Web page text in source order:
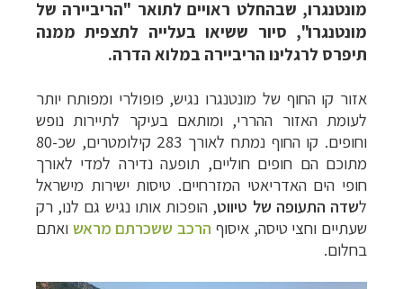
מונטנגרו, שבהחלט ראויים לתואר "הריביירה של
מונטנגרו", סיור ששיאו בעלייה לתצפית ממנה
תיפרס לרגלינו הריביירה במלוא הדרה.
אזור קו החוף של מונטנגרו נגיש, פופולרי ומפותח יותר
לעומת האזור ההררי, ומותאם בעיקר לתיירות נופש
וחופים. קו החוף נמתח לאורך 283 קילומטרים, שכ-80
מתוכם הם חופים חוליים, תופעה נדירה למדי לאורך
חופי הים האדריאטי המזרחיים. טיסות ישירות מישראל
לשדה התעופה של טיווט, הופכות אותו נגיש גם לנו, רק
שעתיים וחצי טיסה, איסוף הרכב ששכרתם מראש ואתם
בחלום.